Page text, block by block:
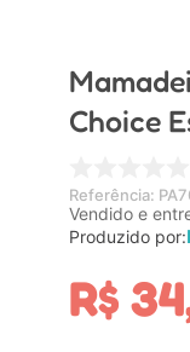
Choice
Referência:
Vendido e
Produzido por:
R$ 34